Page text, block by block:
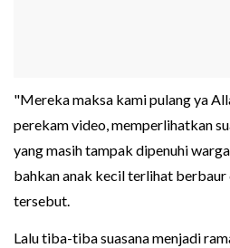
"Mereka maksa kami pulang ya
perekam video, memperlihatkan
yang masih tampak dipenuhi
bahkan anak kecil terlihat berbaur
tersebut.
Lalu tiba-tiba suasana menjadi